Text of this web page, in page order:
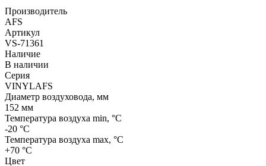
Производитель
AFS
Артикул
VS-71361
Наличие
В наличии
Серия
VINYLAFS
Диаметр воздуховода, мм
152 мм
Температура воздуха min, °С
-20 °С
Температура воздуха max, °С
+70 °С
Цвет